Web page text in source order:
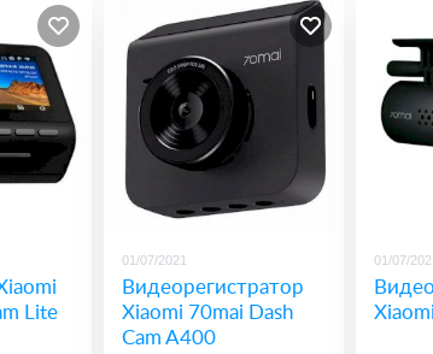
Lite
01/07/2021
Видеорегистратор
Xiaomi 70mai Dash
Cam A400
01/07/